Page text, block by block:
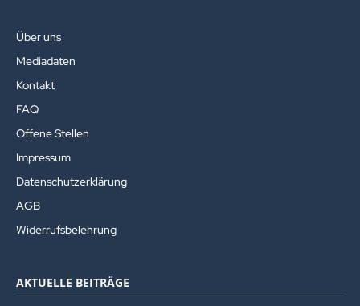
Über uns
Mediadaten
Kontakt
FAQ
Offene Stellen
Impressum
Datenschutzerklärung
AGB
Widerrufsbelehrung
AKTUELLE BEITRÄGE